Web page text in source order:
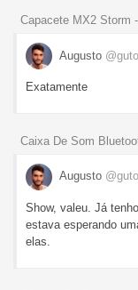
Capacete MX2 Storm
Augusto
Exatamente
Caixa De Som
Augusto
Show, valeu. Já
estava esperando
elas.